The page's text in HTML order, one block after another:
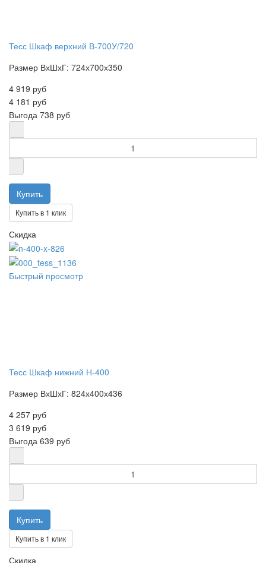
Тесс Шкаф верхний В-700У/720
Размер ВхШхГ: 724х700х350
4 919 руб
4 181 руб
Выгода 738 руб
Купить в 1 клик
Скидка
Быстрый просмотр
Тесс Шкаф нижний Н-400
Размер ВхШхГ: 824х400х436
4 257 руб
3 619 руб
Выгода 639 руб
Купить в 1 клик
Скидка